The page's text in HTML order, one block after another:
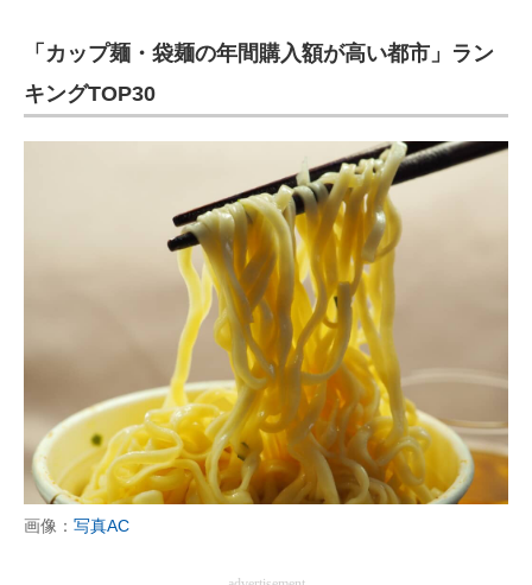
「カップ麺・袋麺の年間購入額が高い都市」ラン
キングTOP30
画像： 写真AC